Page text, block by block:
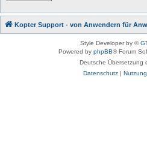
Kopter Support - von Anwendern für
Style Developer by ©
Powered by phpBB® Forum
Deutsche Übersetzung
Datenschutz|